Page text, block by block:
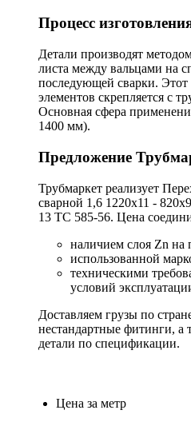
Процесс
Детали производят
листа между вальцами на
последующей сварки.
элементов скрепляется с
Основная сфера
1400 мм).
Предложение
Трубмаркет реализует
сварной 1,6 1220х11 -
13 ТС 585-56. Цена
наличием слоя Zn на
использованной
техническими
условий
Доставляем грузы по
нестандартные фитинги, а
детали по спецификации.
Цена за метр